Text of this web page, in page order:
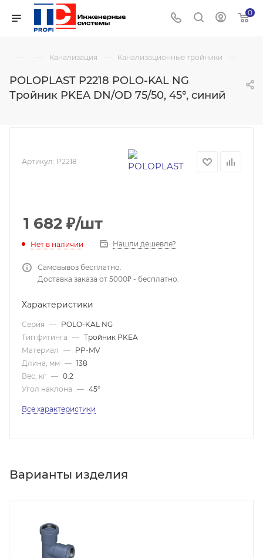
0
— — Канализация — Канализационные тройники —
POLOPLAST P2218 POLO-KAL NG
Тройник PKEA DN/OD 75/50, 45°, синий
Артикул: P2218
1 682 ₽/шт
Нет в наличии Нашли дешевле?
Самовывоз бесплатно.
Доставка заказа от 5000₽ - бесплатно.
Характеристики
Серия — POLO-KAL NG
Тип фитинга — Тройник PKEA
Материал — PP-MV
Длина, мм — 138
Вес, кг — 0.2
Угол наклона — 45°
Все характеристики
Варианты изделия